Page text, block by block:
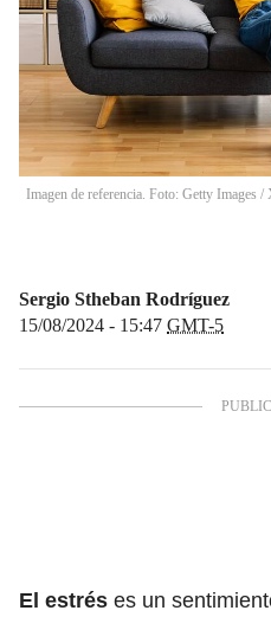
Imagen de referencia. Foto: Getty Images /
Sergio Stheban Rodríguez
15/08/2024 - 15:47 GMT-5
El estrés es un